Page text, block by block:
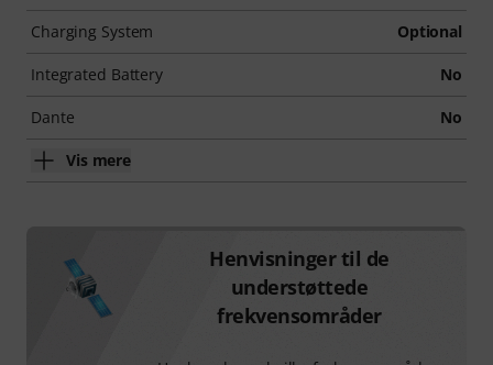
Charging System Optional
Integrated Battery No
Dante No
Vis mere
Henvisninger til de
understøttede
frekvensområder